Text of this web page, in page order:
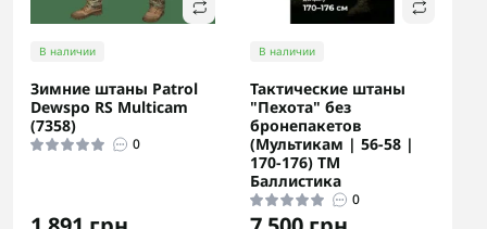
В наличии
Зимние штаны Patrol
Dewspo RS Multicam
(7358)
0
В наличии
Тактические штаны
"Пехота" без
бронепакетов
(Мультикам | 56-58 |
170-176) ТМ
Баллистика
0